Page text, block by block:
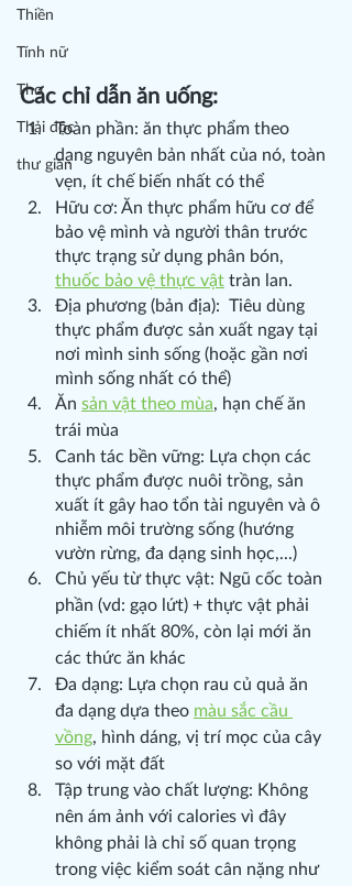
Thiền
Tính nữ
Thơ
Thải độc
thư giãn
Các chỉ dẫn ăn uống:
Toàn phần: ăn thực phẩm theo
dạng nguyên bản nhất của nó, toàn
vẹn, ít chế biến nhất có thể
Hữu cơ: Ăn thực phẩm hữu cơ để
bảo vệ mình và người thân trước
thực trạng sử dụng phân bón,
thuốc bảo vệ thực vật tràn lan.
Địa phương (bản địa):  Tiêu dùng
thực phẩm được sản xuất ngay tại
nơi mình sinh sống (hoặc gần nơi
mình sống nhất có thể)
Ăn sản vật theo mùa, hạn chế ăn
trái mùa
Canh tác bền vững: Lựa chọn các
thực phẩm được nuôi trồng, sản
xuất ít gây hao tổn tài nguyên và ô
nhiễm môi trường sống (hướng
vườn rừng, đa dạng sinh học,...)
Chủ yếu từ thực vật: Ngũ cốc toàn
phần (vd: gạo lứt) + thực vật phải
chiếm ít nhất 80%, còn lại mới ăn
các thức ăn khác
Đa dạng: Lựa chọn rau củ quả ăn
đa dạng dựa theo màu sắc cầu
vồng, hình dáng, vị trí mọc của cây
so với mặt đất
Tập trung vào chất lượng: Không
nên ám ảnh với calories vì đây
không phải là chỉ số quan trọng
trong việc kiểm soát cân nặng như